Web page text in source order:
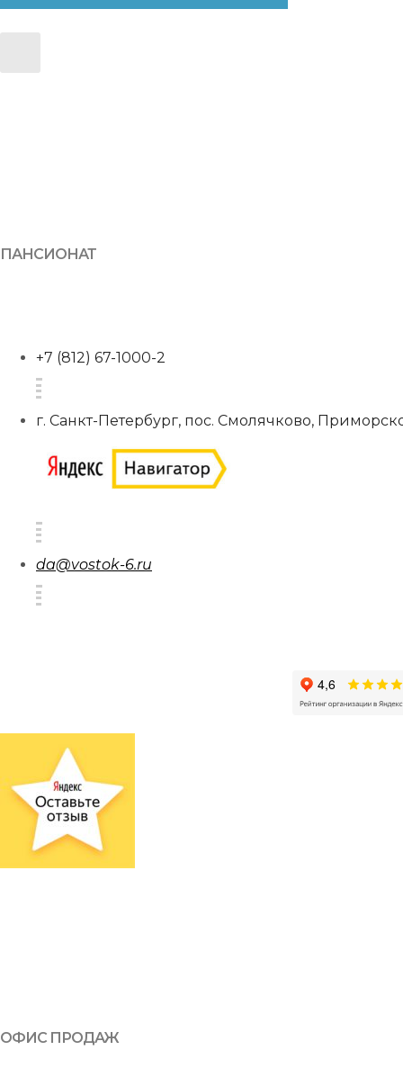
ПАНСИОНАТ
+7 (812) 67-1000-2
г. Санкт-Петербург, пос. Смолячково,
da@vostok-6.ru
ОФИС ПРОДАЖ